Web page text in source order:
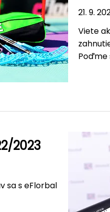
21. 9.
Viete
Poďme
2023
sa s eFlorbal